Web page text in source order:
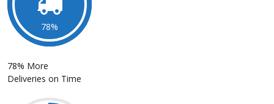
78
78% More
Deliveries on Time